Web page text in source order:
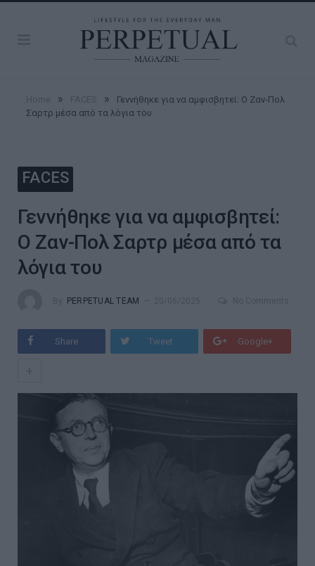
» »
Γεννήθηκε για να αμφισβητεί: Ο Ζαν-Πολ
Σαρτρ μέσα από τα λόγια του
FACES
Γεννήθηκε για να αμφισβητεί:
Ο Ζαν-Πολ Σαρτρ μέσα από τα
λόγια του
PERPETUAL TEAM
Share Tweet Google+